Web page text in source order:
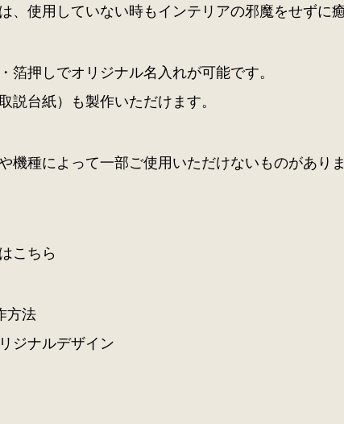
、使用していない時もインテリアの邪魔をせずに
箔押しでオリジナル名入れが可能です。
説台紙）も製作いただけます。
種によって一部ご使用いただけないものがありま
こちら
方法
ジナルデザイン